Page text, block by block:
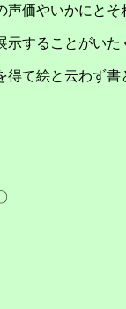
声価やいかにと
することがいた
て絵と云わず書